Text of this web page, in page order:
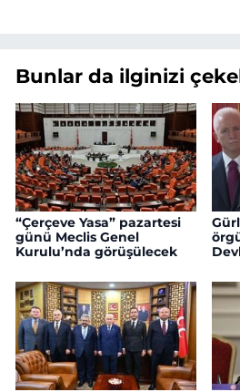
Bunlar da ilginizi
“Çerçeve Yasa” pazartesi
günü Meclis Genel
Kurulu’nda görüşülecek